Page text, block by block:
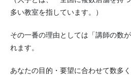
多い教室を指しています。）
その一番の理由としては「講師の数
れます。
あなたの目的・要望に合わせて数多